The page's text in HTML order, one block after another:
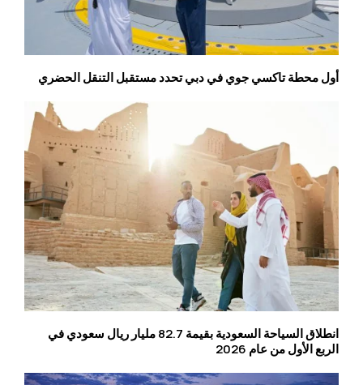
أول محطة تاكسي جوي في دبي تحدد مستقبل التنقل الحضري
انطلاق السياحة السعودية بقيمة 82.7 مليار ريال سعودي في
الربع الأول من عام 2026